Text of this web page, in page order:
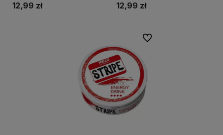
12,99 zł 12,99 zł
Do ulubionych